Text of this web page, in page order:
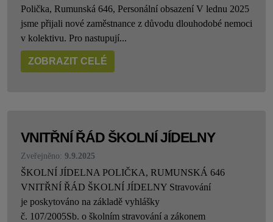
Polička, Rumunská 646, Personální obsazení V lednu 2025
jsme přijali nové zaměstnance z důvodu dlouhodobé nemoci
v kolektivu. Pro nastupují...
ZOBRAZIT CELÉ
VNITŘNÍ ŘÁD ŠKOLNÍ JÍDELNY
Zveřejněno: 9.9.2025
ŠKOLNÍ JÍDELNA POLIČKA, RUMUNSKÁ 646
VNITŘNÍ ŘÁD ŠKOLNÍ JÍDELNY Stravování
je poskytováno na základě vyhlášky
č. 107/2005Sb. o školním stravování a zákonem